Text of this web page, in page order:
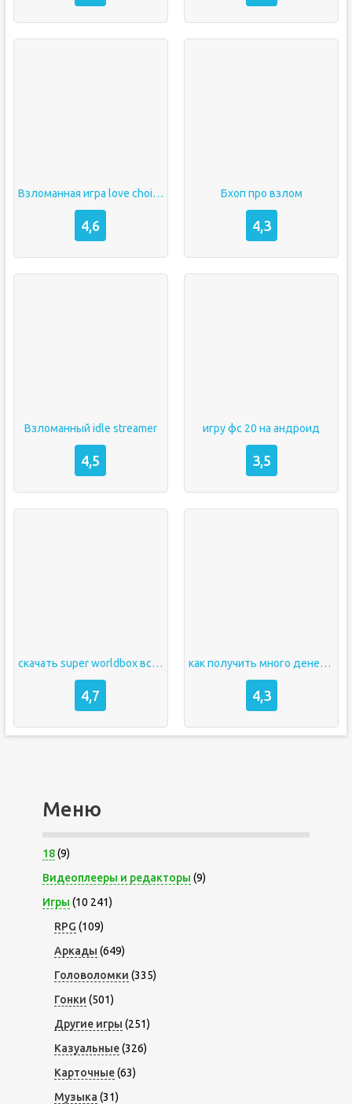
Взломанная игра love choice
4,6
Бхоп про взлом
4,3
Взломанный idle streamer
4,5
игру фс 20 на андроид
3,5
скачать super worldbox все открыто
4,7
как получить много денег в кар паркинг
4,3
Меню
18(9)
Видеоплееры и редакторы (9)
Игры (10 241)
RPG (109)
Аркады (649)
Головоломки (335)
Гонки (501)
Другие игры (251)
Казуальные(326)
Карточные(63)
Музыка (31)